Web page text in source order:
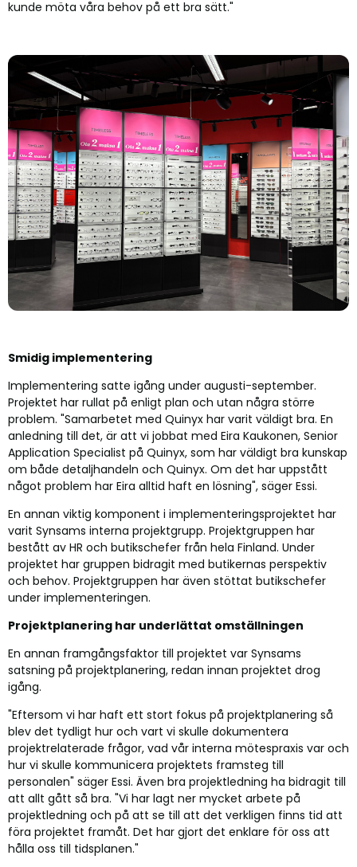
kunde möta våra behov på ett bra sätt."
Smidig implementering
Implementering satte igång under augusti-september.
Projektet har rullat på enligt plan och utan några större
problem. "Samarbetet med Quinyx har varit väldigt bra. En
anledning till det, är att vi jobbat med Eira Kaukonen, Senior
Application Specialist på Quinyx, som har väldigt bra kunskap
om både detaljhandeln och Quinyx. Om det har uppstått
något problem har Eira alltid haft en lösning", säger Essi.
En annan viktig komponent i implementeringsprojektet har
varit Synsams interna projektgrupp. Projektgruppen har
bestått av HR och butikschefer från hela Finland. Under
projektet har gruppen bidragit med butikernas perspektiv
och behov. Projektgruppen har även stöttat butikschefer
under implementeringen.
Projektplanering har underlättat omställningen
En annan framgångsfaktor till projektet var Synsams
satsning på projektplanering, redan innan projektet drog
igång.
"Eftersom vi har haft ett stort fokus på projektplanering så
blev det tydligt hur och vart vi skulle dokumentera
projektrelaterade frågor, vad vår interna mötespraxis var och
hur vi skulle kommunicera projektets framsteg till
personalen" säger Essi. Även bra projektledning ha bidragit till
att allt gått så bra. "Vi har lagt ner mycket arbete på
projektledning och på att se till att det verkligen finns tid att
föra projektet framåt. Det har gjort det enklare för oss att
hålla oss till tidsplanen."